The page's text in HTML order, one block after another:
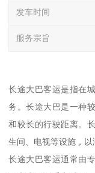
发车时间
服务宗旨
长途大巴客运是指在
务。长途大巴是一种
和较长的行驶距离。
生间、电视等设施，以
长途大巴客运通常由